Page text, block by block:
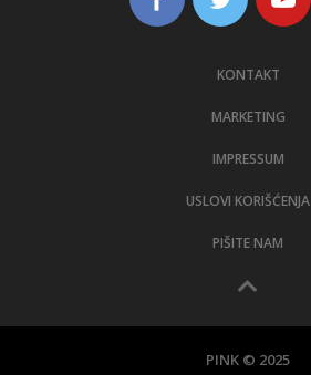
KONTAKT
MARKETING
IMPRESSUM
USLOVI KORIŠĆENJA
PIŠITE NAM
PINK © 2025